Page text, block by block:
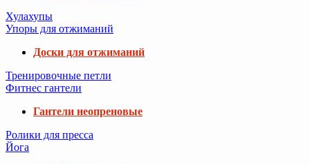
Хулахупы
Упоры для отжиманий
Доски для отжиманий
Тренировочные петли
Фитнес гантели
Гантели неопреновые
Ролики для пресса
Йога